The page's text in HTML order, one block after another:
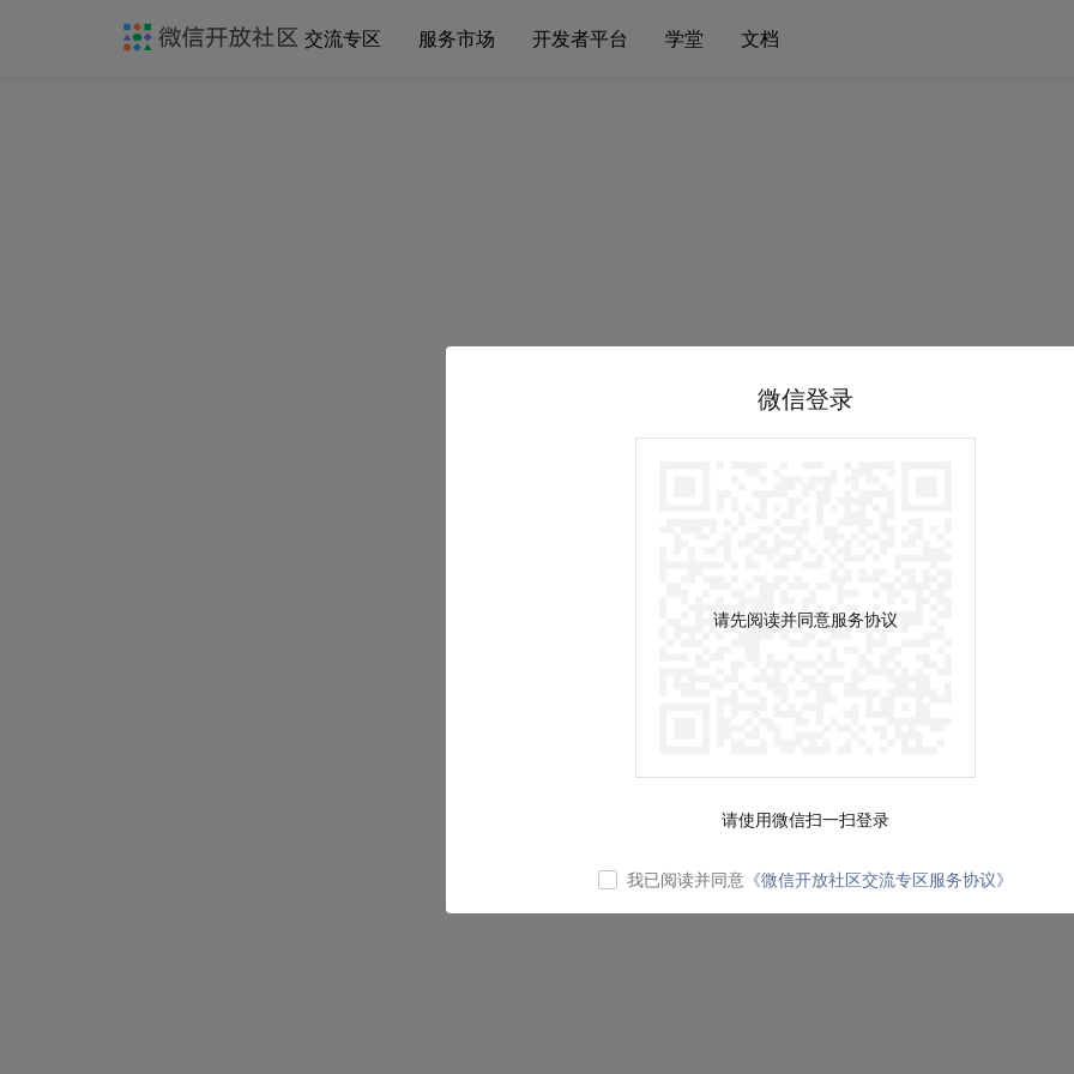
交流专区 服务市场 开发者平台 学堂 文档
微信登录
请先阅读并同意服务协议
请使用微信扫一扫登录
我已阅读并同意 《微信开放社区交流专区服务协议》